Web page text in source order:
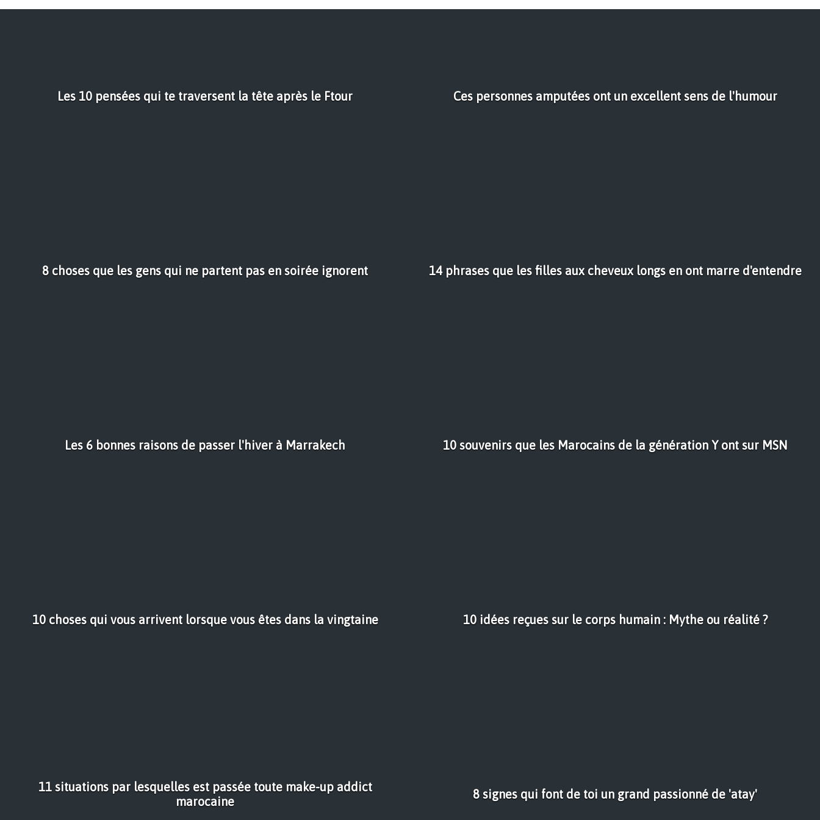
Les 10 pensées qui te traversent la tête après le Ftour Ces personnes amputées ont un excellent sens de l'humour
8 choses que les gens qui ne partent pas en soirée ignorent 14 phrases que les filles aux cheveux longs en ont marre d'entendre
Les 6 bonnes raisons de passer l'hiver à Marrakech 10 souvenirs que les Marocains de la génération Y ont sur MSN
10 choses qui vous arrivent lorsque vous êtes dans la vingtaine 10 idées reçues sur le corps humain : Mythe ou réalité ?
11 situations par lesquelles est passée toute make-up addict
marocaine
8 signes qui font de toi un grand passionné de 'atay'